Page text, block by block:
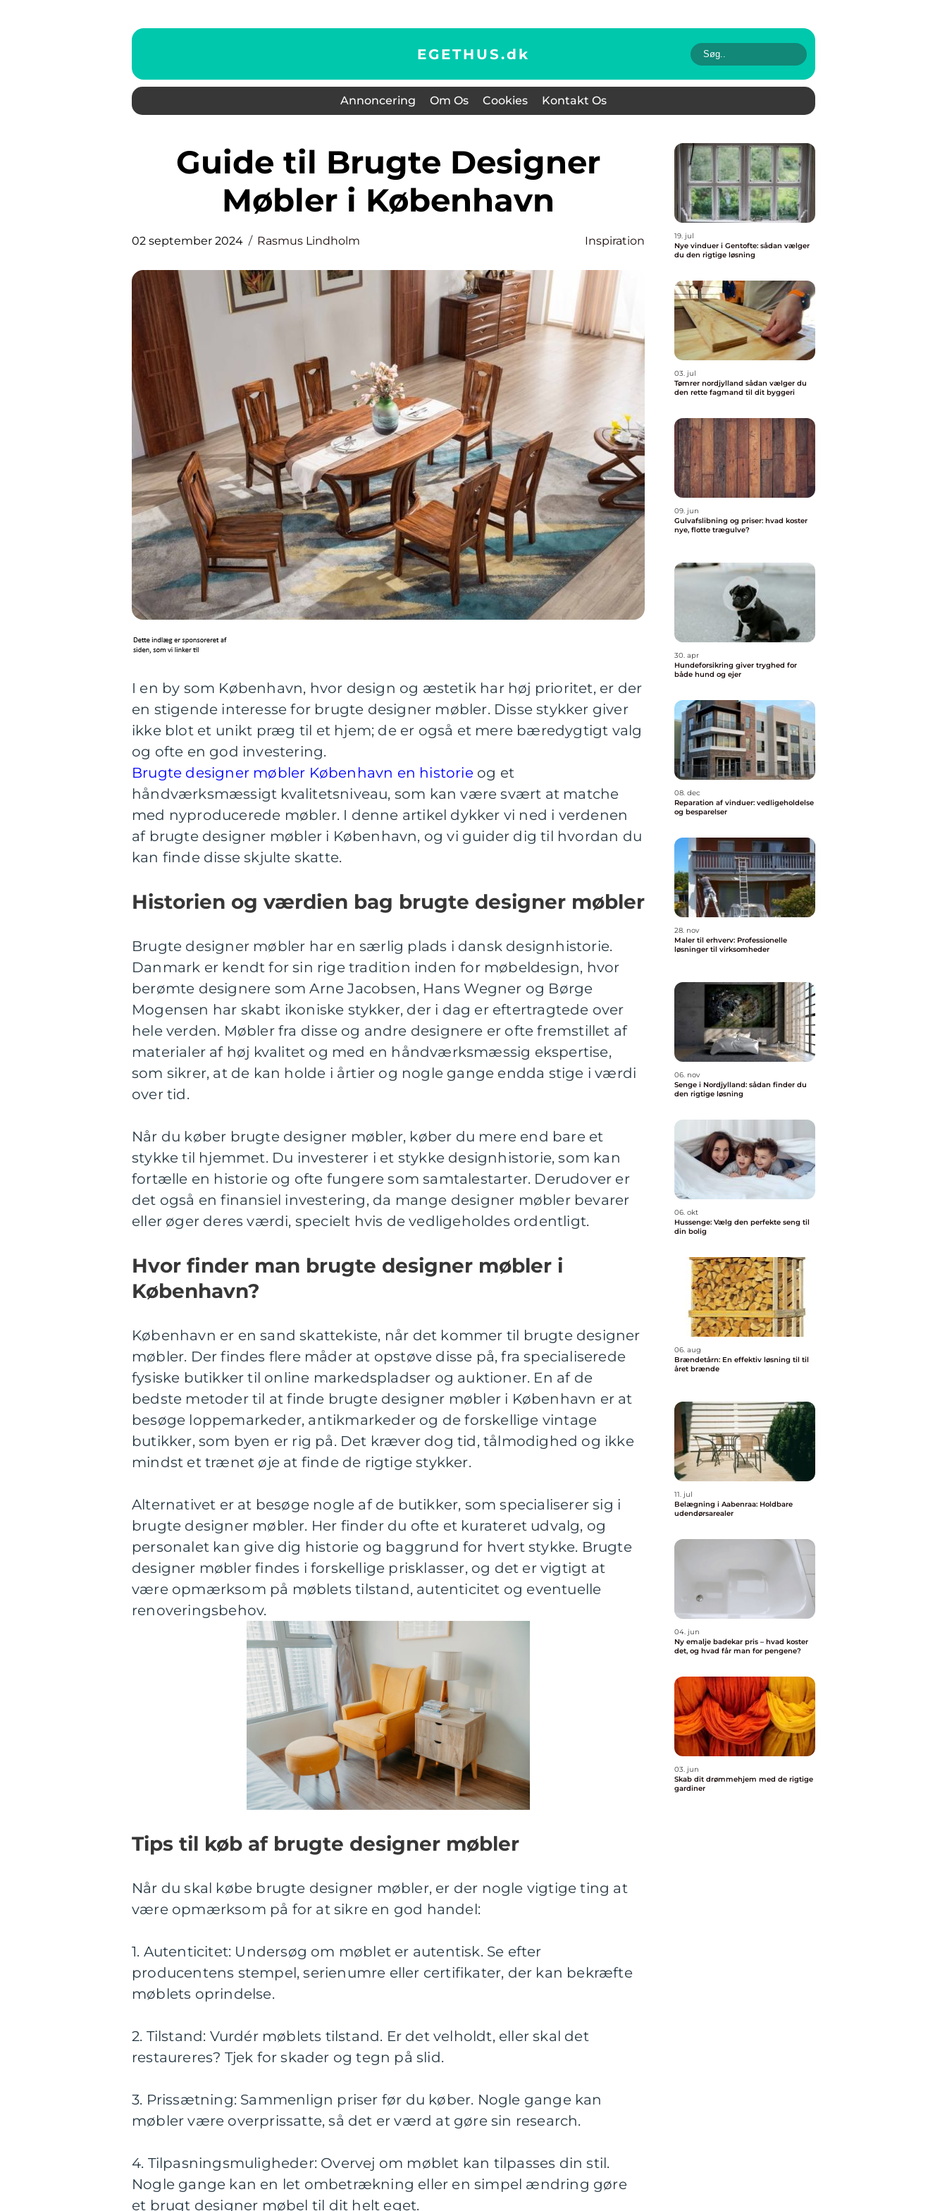
EGETHUS.dk
Annoncering Om Os Cookies Kontakt Os
Guide til Brugte Designer
Møbler i København
02 september 2024 Rasmus Lindholm Inspiration
I en by som København, hvor design og æstetik har høj prioritet, er der
en stigende interesse for brugte designer møbler. Disse stykker giver
ikke blot et unikt præg til et hjem; de er også et mere bæredygtigt valg
og ofte en god investering.
Brugte designer møbler København en historieog et
håndværksmæssigt kvalitetsniveau, som kan være svært at matche
med nyproducerede møbler. I denne artikel dykker vi ned i verdenen
af brugte designer møbler i København, og vi guider dig til hvordan du
kan finde disse skjulte skatte.
Historien og værdien bag brugte designer møbler
Brugte designer møbler har en særlig plads i dansk designhistorie.
Danmark er kendt for sin rige tradition inden for møbeldesign, hvor
berømte designere som Arne Jacobsen, Hans Wegner og Børge
Mogensen har skabt ikoniske stykker, der i dag er eftertragtede over
hele verden. Møbler fra disse og andre designere er ofte fremstillet af
materialer af høj kvalitet og med en håndværksmæssig ekspertise,
som sikrer, at de kan holde i årtier og nogle gange endda stige i værdi
over tid.
Når du køber brugte designer møbler, køber du mere end bare et
stykke til hjemmet. Du investerer i et stykke designhistorie, som kan
fortælle en historie og ofte fungere som samtalestarter. Derudover er
det også en finansiel investering, da mange designer møbler bevarer
eller øger deres værdi, specielt hvis de vedligeholdes ordentligt.
Hvor finder man brugte designer møbler i
København?
København er en sand skattekiste, når det kommer til brugte designer
møbler. Der findes flere måder at opstøve disse på, fra specialiserede
fysiske butikker til online markedspladser og auktioner. En af de
bedste metoder til at finde brugte designer møbler i København er at
besøge loppemarkeder, antikmarkeder og de forskellige vintage
butikker, som byen er rig på. Det kræver dog tid, tålmodighed og ikke
mindst et trænet øje at finde de rigtige stykker.
Alternativet er at besøge nogle af de butikker, som specialiserer sig i
brugte designer møbler. Her finder du ofte et kurateret udvalg, og
personalet kan give dig historie og baggrund for hvert stykke. Brugte
designer møbler findes i forskellige prisklasser, og det er vigtigt at
være opmærksom på møblets tilstand, autenticitet og eventuelle
renoveringsbehov.
Tips til køb af brugte designer møbler
Når du skal købe brugte designer møbler, er der nogle vigtige ting at
være opmærksom på for at sikre en god handel:
1. Autenticitet: Undersøg om møblet er autentisk. Se efter
producentens stempel, serienumre eller certifikater, der kan bekræfte
møblets oprindelse.
2. Tilstand: Vurdér møblets tilstand. Er det velholdt, eller skal det
restaureres? Tjek for skader og tegn på slid.
3. Prissætning: Sammenlign priser før du køber. Nogle gange kan
møbler være overprissatte, så det er værd at gøre sin research.
4. Tilpasningsmuligheder: Overvej om møblet kan tilpasses din stil.
Nogle gange kan en let ombetrækning eller en simpel ændring gøre
et brugt designer møbel til dit helt eget.
19. jul
Nye vinduer i Gentofte: sådan vælger
du den rigtige løsning
03. jul
Tømrer nordjylland sådan vælger du
den rette fagmand til dit byggeri
09. jun
Gulvafslibning og priser: hvad koster
nye, flotte trægulve?
30. apr
Hundeforsikring giver tryghed for
både hund og ejer
08. dec
Reparation af vinduer: vedligeholdelse
og besparelser
28. nov
Maler til erhverv: Professionelle
løsninger til virksomheder
06. nov
Senge i Nordjylland: sådan finder du
den rigtige løsning
06. okt
Hussenge: Vælg den perfekte seng til
din bolig
06. aug
Brændetårn: En effektiv løsning til til
året brænde
11. jul
Belægning i Aabenraa: Holdbare
udendørsarealer
04. jun
Ny emalje badekar pris – hvad koster
det, og hvad får man for pengene?
03. jun
Skab dit drømmehjem med de rigtige
gardiner